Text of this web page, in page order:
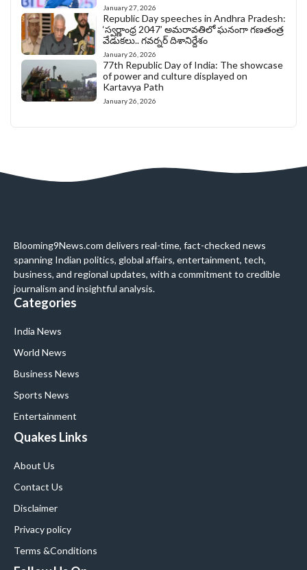
January 27, 2026
Republic Day speeches in Andhra Pradesh:
‘స్వర్ణాంధ్ర 2047’ అమరావతిలో ఘనంగా గణతంత్ర
వేడుకలు.. గవర్నర్ దిశానిర్దేశం
January 26, 2026
77th Republic Day of India: The showcase
of power and culture displayed on
Kartavya Path
January 26, 2026
Blooming9News.com delivers real-time, fact-checked news
spanning Indian politics, global affairs, entertainment, tech,
business, and regional updates, with a commitment to credible
journalism and insightful analysis.
Categories
India News
World News
Business News
Sports News
Entertainment
Quakes Links
About Us
Contact Us
Disclaimer
Privacy policy
Terms &Conditions